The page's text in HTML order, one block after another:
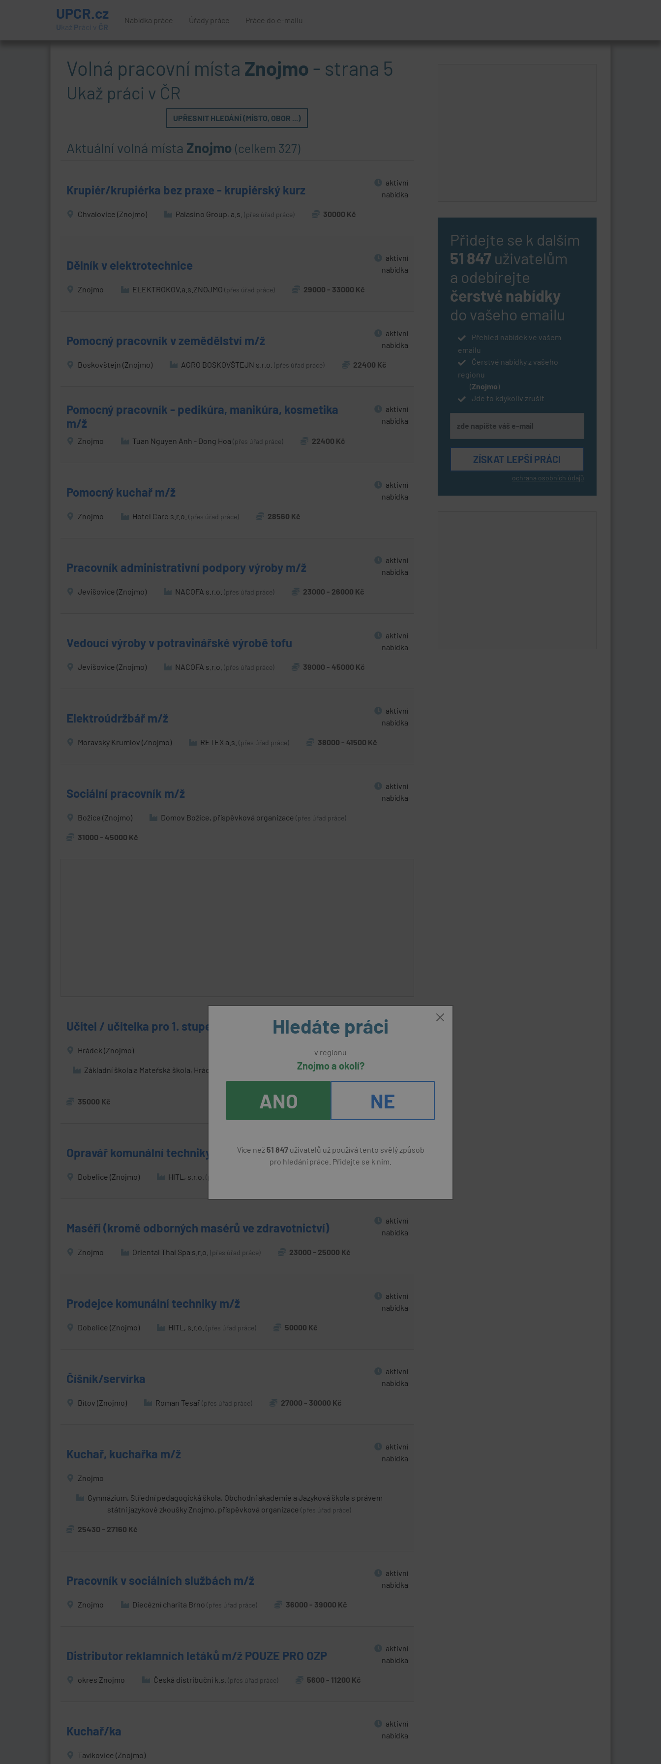
UPCR.cz
U kaž P ráci v ČR
Nabídka práce Úřady práce Práce do e-mailu
Volná pracovní místa Znojmo - strana 5
Ukaž práci v ČR
UPŘESNIT HLEDÁNÍ (MÍSTO, OBOR ...)
Aktuální volná místa Znojmo (celkem 327)
Krupiér/krupiérka bez praxe - krupiérský kurz
aktivní
nabídka
Chvalovice (Znojmo) Palasino Group, a.s. (přes úřad práce) 30000 Kč
Dělník v elektrotechnice
aktivní
nabídka
Znojmo ELEKTROKOV,a.s.ZNOJMO (přes úřad práce) 29000 - 33000 Kč
Pomocný pracovník v zemědělství m/ž
aktivní
nabídka
Boskovštejn (Znojmo) AGRO BOSKOVŠTEJN s.r.o. (přes úřad práce) 22400 Kč
Pomocný pracovník - pedikúra, manikúra, kosmetika
m/ž
aktivní
nabídka
Znojmo Tuan Nguyen Anh - Dong Hoa (přes úřad práce) 22400 Kč
Pomocný kuchař m/ž
aktivní
nabídka
Znojmo Hotel Care s.r.o. (přes úřad práce) 28560 Kč
Pracovník administrativní podpory výroby m/ž
aktivní
nabídka
Jevišovice (Znojmo) NACOFA s.r.o. (přes úřad práce) 23000 - 26000 Kč
Vedoucí výroby v potravinářské výrobě tofu
aktivní
nabídka
Jevišovice (Znojmo) NACOFA s.r.o. (přes úřad práce) 39000 - 45000 Kč
Elektroúdržbář m/ž
aktivní
nabídka
Moravský Krumlov (Znojmo) RETEX a.s. (přes úřad práce) 38000 - 41500 Kč
Sociální pracovník m/ž
aktivní
nabídka
Božice (Znojmo) Domov Božice, příspěvková organizace (přes úřad práce)
31000 - 45000 Kč
Učitel / učitelka pro 1. stupeň základní školy
aktivní
nabídka
Hrádek (Znojmo)
Základní škola a Mateřská škola, Hrádek, okres Znojmo, příspěvková organizace(přes úřad
práce)
35000 Kč
Opravář komunální techniky m/ž
nabídka
Dobelice (Znojmo) HITL, s.r.o. (přes úřad práce)
Maséři (kromě odborných masérů ve zdravotnictví)
aktivní
nabídka
Znojmo Oriental Thai Spa s.r.o. (přes úřad práce) 23000 - 25000 Kč
Prodejce komunální techniky m/ž
aktivní
nabídka
Dobelice (Znojmo) HITL, s.r.o. (přes úřad práce) 50000 Kč
Číšník/servírka
aktivní
nabídka
Bítov (Znojmo) Roman Tesař (přes úřad práce) 27000 - 30000 Kč
Kuchař, kuchařka m/ž
aktivní
nabídka
Znojmo
Gymnázium, Střední pedagogická škola, Obchodní akademie a Jazyková škola s právem
státní jazykové zkoušky Znojmo, příspěvková organizace(přes úřad práce)
25430 - 27160 Kč
Pracovník v sociálních službách m/ž
aktivní
nabídka
Znojmo Diecézní charita Brno (přes úřad práce) 36000 - 39000 Kč
Distributor reklamních letáků m/ž POUZE PRO OZP
aktivní
nabídka
okres Znojmo Česká distribuční k.s. (přes úřad práce) 5600 - 11200 Kč
Kuchař/ka
aktivní
nabídka
Tavíkovice (Znojmo)
Přidejte se k dalším
51 847 uživatelům
a odebírejte
čerstvé nabídky
do vašeho emailu
Přehled nabídek ve vašem
emailu
Čerstvé nabídky z vašeho
regionu
(Znojmo)
Jde to kdykoliv zrušit
ochrana osobních údajů
Hledáte práci
v regionu
Znojmo a okolí?
ANO NE
Více než 51 847uživatelů už používá tento svělý způsob
pro hledání práce. Přidejte se k nim.